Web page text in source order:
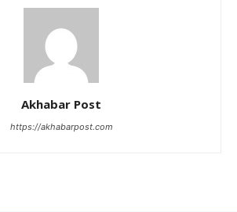
Akhabar Post
https://akhabarpost.com